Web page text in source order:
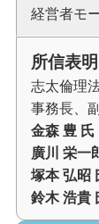
経営者モ
所信表
志太倫理
事務長、
金森 豊 氏
廣川 栄一
塚本 弘昭
鈴木 浩貴